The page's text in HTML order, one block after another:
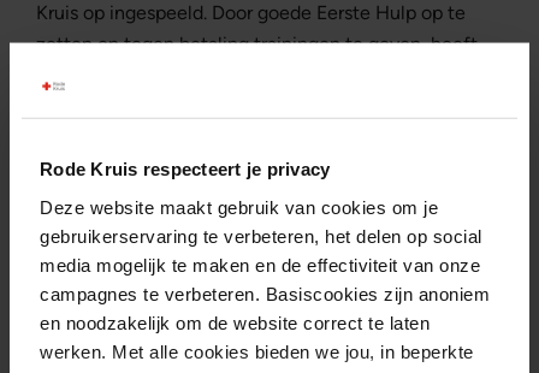
Rode Kruis respecteert je privacy
Deze website maakt gebruik van cookies om je
gebruikerservaring te verbeteren, het delen op social
media mogelijk te maken en de effectiviteit van onze
campagnes te verbeteren. Basiscookies zijn anoniem
en noodzakelijk om de website correct te laten
werken. Met alle cookies bieden we jou, in beperkte
Kruis op ingespeeld. Door goede Eerste Hulp op te
zetten en tegen betaling trainingen te geven, heeft
bron van basisinkomsten. Na acht jaar externe
investering doet de organisatie dit nu geheel
zelfstandig. De opbrengst van de trainingen gebruikt
het Zambiaanse Rode Kruis om de kernactiviteiten te
financieren.”